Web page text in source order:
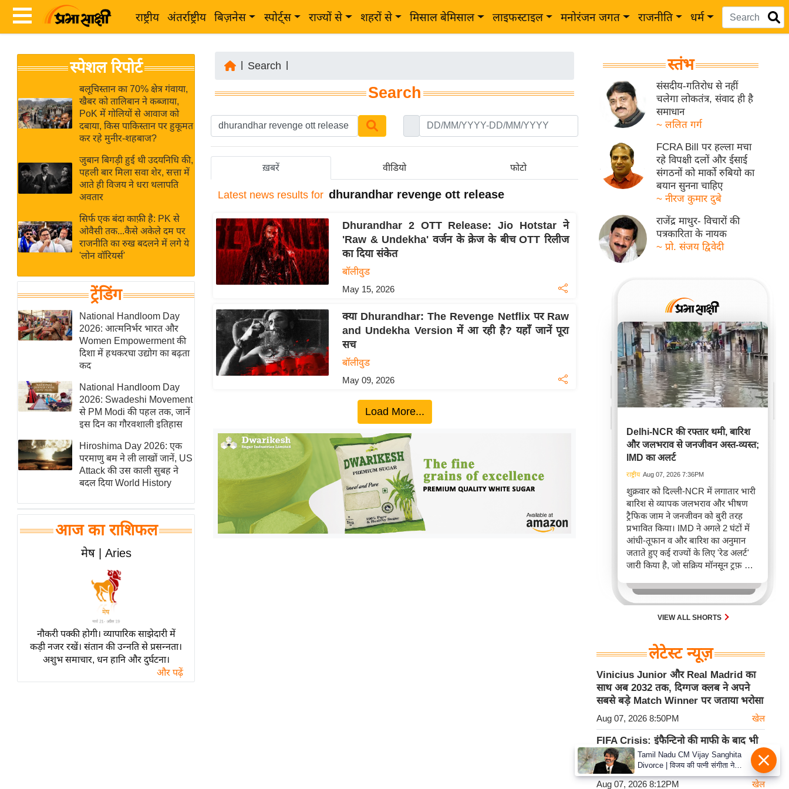
राष्ट्रीय अंतर्राष्ट्रीय बिज़नेस स्पोर्ट्स राज्यों से शहरों से मिसाल बेमिसाल लाइफस्टाइल मनोरंजन जगत राजनीति धर्म
News
Hindi
Hindi
Live
News in
Hindi
News
Hindi
Videos
ब
र
अंतर्राष्ट्रीय
बिज़नेस
उद्योग
विशेषज्ञ
राय
खेल
क्रिकेट
IPL
2026
मिसाल बेमिसाल
शख्सियत
यंग इंडिया
साहित्य जगत
ऑटो वर्ल्ड
न्यूज ब्रीफ
बॉलीवुड
हॉलीवुड
फिल्म समीक्षा
लाइफस्टाइल
टेक्नॉलॉजी
ब्यूटी/फैशन
घरेलू नुस्खे
स्पेशल रिपोर्ट
बलूचिस्तान का 70% क्षेत्र गंवाया,
खैबर को तालिबान ने कब्जाया,
PoK में गोलियों से आवाज को
दबाया, किस पाकिस्तान पर हुकूमत
कर रहे मुनीर-शहबाज?
जुबान बिगड़ी हुई थी उदयनिधि की,
पहली बार मिला सवा शेर, सत्ता में
आते ही विजय ने धरा थलापति
अवतार
सिर्फ एक बंदा काफ़ी है: PK से
ओवैसी तक...कैसे अकेले दम पर
राजनीति का रुख बदलने में लगे ये
'लोन वॉरियर्स'
ट्रेंडिंग
National Handloom Day
2026: आत्मनिर्भर भारत और
Women Empowerment की
दिशा में हथकरघा उद्योग का बढ़ता
कद
National Handloom Day
2026: Swadeshi Movement
से PM Modi की पहल तक, जानें
इस दिन का गौरवशाली इतिहास
Hiroshima Day 2026: एक
परमाणु बम ने ली लाखों जानें, US
Attack की उस काली सुबह ने
बदल दिया World History
आज का राशिफल
मेष | Aries
नौकरी पक्की होगी। व्यापारिक साझेदारी में
कड़ी नजर रखें। संतान की उन्नति से प्रसन्नता।
अशुभ समाचार, धन हानि और दुर्घटना।
और पढ़ें
Search
Search
ख़बरें वीडियो फोटो
Latest news results for dhurandhar revenge ott release
Dhurandhar 2 OTT Release: Jio Hotstar ने
'Raw & Undekha' वर्जन के क्रेज के बीच OTT रिलीज
का दिया संकेत
बॉलीवुड
May 15, 2026
क्या Dhurandhar: The Revenge Netflix पर Raw
and Undekha Version में आ रही है? यहाँ जानें पूरा
सच
बॉलीवुड
May 09, 2026
Load More...
स्तंभ
संसदीय-गतिरोध से नहीं
चलेगा लोकतंत्र, संवाद ही है
समाधान
~ ललित गर्ग
FCRA Bill पर हल्ला मचा
रहे विपक्षी दलों और ईसाई
संगठनों को मार्को रुबियो का
बयान सुनना चाहिए
~ नीरज कुमार दुबे
राजेंद्र माथुर- विचारों की
पत्रकारिता के नायक
~ प्रो. संजय द्विवेदी
Delhi-NCR की रफ्तार थमी, बारिश
और जलभराव से जनजीवन अस्त-व्यस्त;
IMD का अलर्ट
राष्ट्रीय Aug 07, 2026 7:36PM
शुक्रवार को दिल्ली-NCR में लगातार भारी
बारिश से व्यापक जलभराव और भीषण
ट्रैफिक जाम ने जनजीवन को बुरी तरह
प्रभावित किया। IMD ने अगले 2 घंटों में
आंधी-तूफान व और बारिश का अनुमान
जताते हुए कई राज्यों के लिए 'रेड अलर्ट'
जारी किया है, जो सक्रिय मॉनसून ट्रफ़ और
जिससे यातायात बाधित होने के साथ-साथ
सफदरजंग अस्पताल में भी जलभराव की
स्थिति बनी।VIEW ALL SHORTS
लेटेस्ट न्यूज़
Vinicius Junior और Real Madrid का
साथ अब 2032 तक, दिग्गज क्लब ने अपने
सबसे बड़े Match Winner पर जताया भरोसा
Aug 07, 2026 8:50PM खेल
FIFA Crisis: इंफैन्टिनो की माफी के बाद भी
UEFA की World Cup Boycott की धमकी
बरकरार
Aug 07, 2026 8:12PM खेल
Tamil Nadu CM Vijay Sanghita
Divorce | विजय की पत्नी संगीता ने
वापस ली तलाक की अर्जी, कोर्ट ने मामले
को किया निपटाया